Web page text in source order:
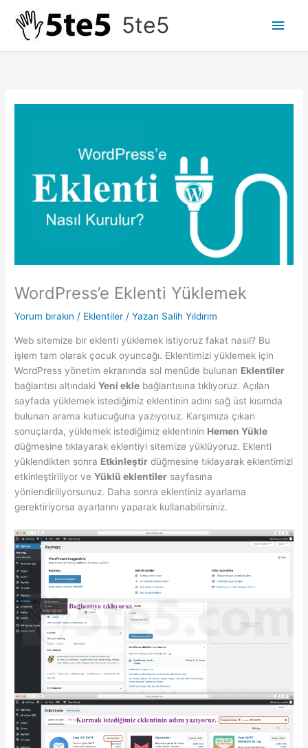
5te5
Ana
WordPress’e Eklenti Yüklemek
Yorum bırakın / Eklentiler / Yazan Salih Yıldırım
Web sitemize bir eklenti yüklemek istiyoruz fakat nasıl? Bu
işlem tam olarak çocuk oyuncağı. Eklentimizi yüklemek için
WordPress yönetim ekranında sol menüde bulunan Eklentiler
bağlantısı altındakiYeni ekle bağlantısına tıklıyoruz. Açılan
sayfada yüklemek istediğimiz eklentinin adını sağ üst kısımda
bulunan arama kutucuğuna yazıyoruz. Karşımıza çıkan
sonuçlarda, yüklemek istediğimiz eklentinin Hemen Yükle
düğmesine tıklayarak eklentiyi sitemize yüklüyoruz. Eklenti
yüklendikten sonra Etkinleştir düğmesine tıklayarak eklentimizi
etkinleştiriliyor veYüklü eklentiler sayfasına
yönlendiriliyorsunuz. Daha sonra eklentiniz ayarlama
gerektiriyorsa ayarlarını yaparak kullanabilirsiniz.